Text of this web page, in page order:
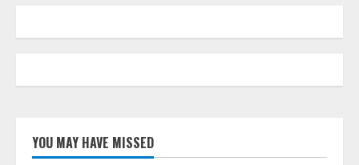
YOU MAY HAVE MISSED